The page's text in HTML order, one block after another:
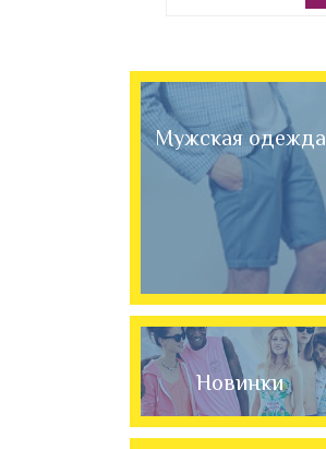
Мужская одежда
Новинки